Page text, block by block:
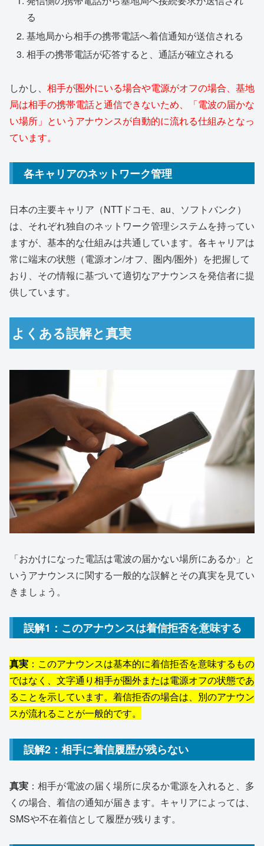
る
基地局から相手の携帯電話へ着信通知が送信される
相手の携帯電話が応答すると、通話が確立される
しかし、 相手が圏外にいる場合や電源がオフの場合、基地
局は相手の携帯電話と通信できないため、「電波の届かな
い場所」というアナウンスが自動的に流れる仕組みとなっ
ています。
各キャリアのネットワーク管理
日本の主要キャリア（NTTドコモ、au、ソフトバンク）
は、それぞれ独自のネットワーク管理システムを持ってい
ますが、基本的な仕組みは共通しています。各キャリアは
常に端末の状態（電源オン/オフ、圏内/圏外）を把握して
おり、その情報に基づいて適切なアナウンスを発信者に提
供しています。
よくある誤解と真実
「おかけになった電話は電波の届かない場所にあるか」と
いうアナウンスに関する一般的な誤解とその真実を見てい
きましょう。
誤解1：このアナウンスは着信拒否を意味する
真実 ：このアナウンスは基本的に着信拒否を意味するもの
ではなく、文字通り相手が圏外または電源オフの状態であ
ることを示しています。着信拒否の場合は、別のアナウン
スが流れることが一般的です。
誤解2：相手に着信履歴が残らない
真実 ：相手が電波の届く場所に戻るか電源を入れると、多
くの場合、着信の通知が届きます。キャリアによっては、
SMSや不在着信として履歴が残ります。